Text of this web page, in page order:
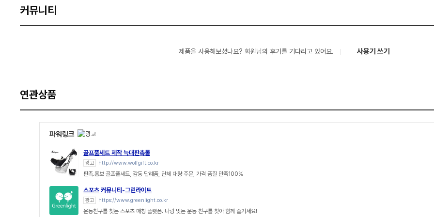
커뮤니티
제품을 사용해보셨나요? 회원님의 후기를 기다리고 있어요. 사용기 쓰기
연관상품
파워링크
골프풀세트 제작 늑대판촉물
광고 http://www.wolfgift.co.kr
판촉.홍보 골프풀세트, 감동 답례품, 단체 대량 주문, 가격 품질 만족100%
스포츠 커뮤니티-그린라이트
광고 https://www.greenlight.co.kr
운동친구를 찾는 스포츠 매칭 플랫폼. 나랑 맞는 운동 친구를 찾아 함께 즐기세요!